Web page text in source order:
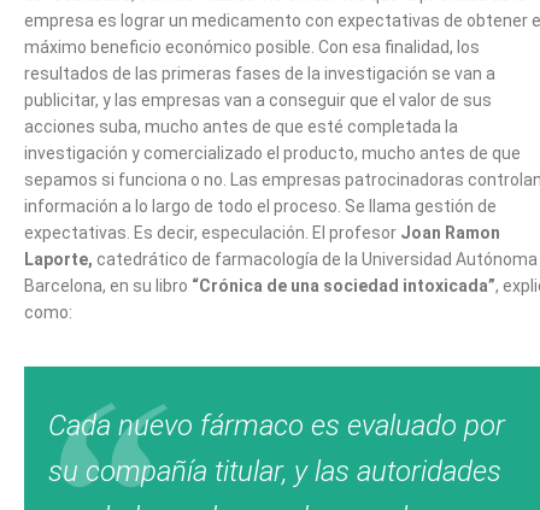
empresa es lograr un medicamento con expectativas de obtener
máximo beneficio económico posible. Con esa finalidad, los
resultados de las primeras fases de la investigación se van a
publicitar, y las empresas van a conseguir que el valor de sus
acciones suba, mucho antes de que esté completada la
investigación y comercializado el producto, mucho antes de que
sepamos si funciona o no. Las empresas patrocinadoras
información a lo largo de todo el proceso. Se llama gestión de
expectativas. Es decir, especulación. El profesor Joan Ramon
Laporte, catedrático de farmacología de la Universidad Autónoma
Barcelona, en su libro “Crónica de una sociedad intoxicada”,
como:
Cada nuevo fármaco es evaluado por
su compañía titular, y las autoridades